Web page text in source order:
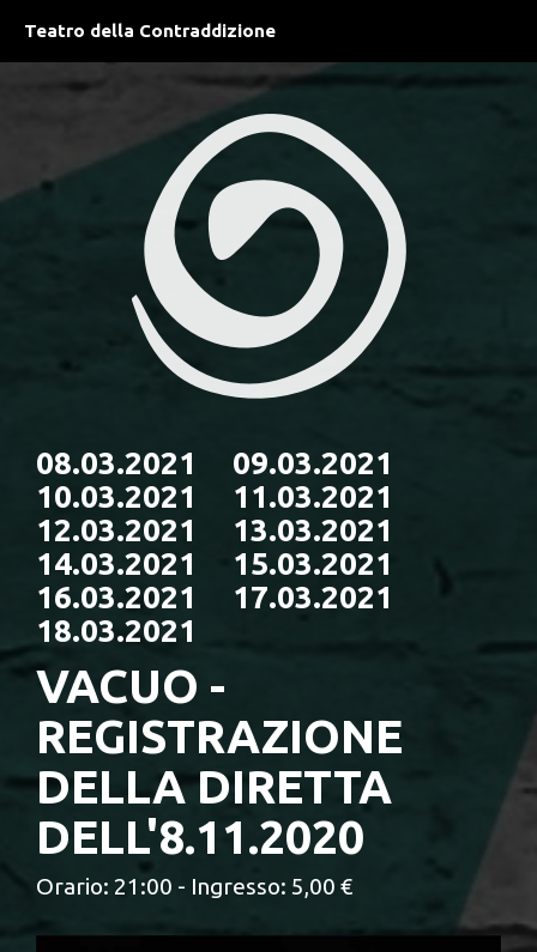
Teatro della Contraddizione
08.03.2021 09.03.2021
10.03.2021 11.03.2021
12.03.2021 13.03.2021
14.03.2021 15.03.2021
16.03.2021 17.03.2021
18.03.2021
VACUO -
REGISTRAZIONE
DELLA DIRETTA
DELL'8.11.2020
Orario: 21:00 - Ingresso: 5,00 €